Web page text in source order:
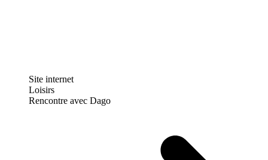
Site internet
Loisirs
Rencontre avec Dago